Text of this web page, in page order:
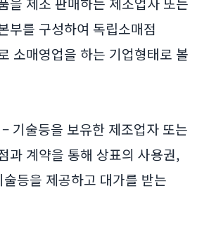
부를 구성하여 독립소매점
소매영업을 하는 기업형태로 볼
기술등을 보유한 제조업자 또는
과 계약을 통해 상표의 사용권,
등을 제공하고 대가를 받는